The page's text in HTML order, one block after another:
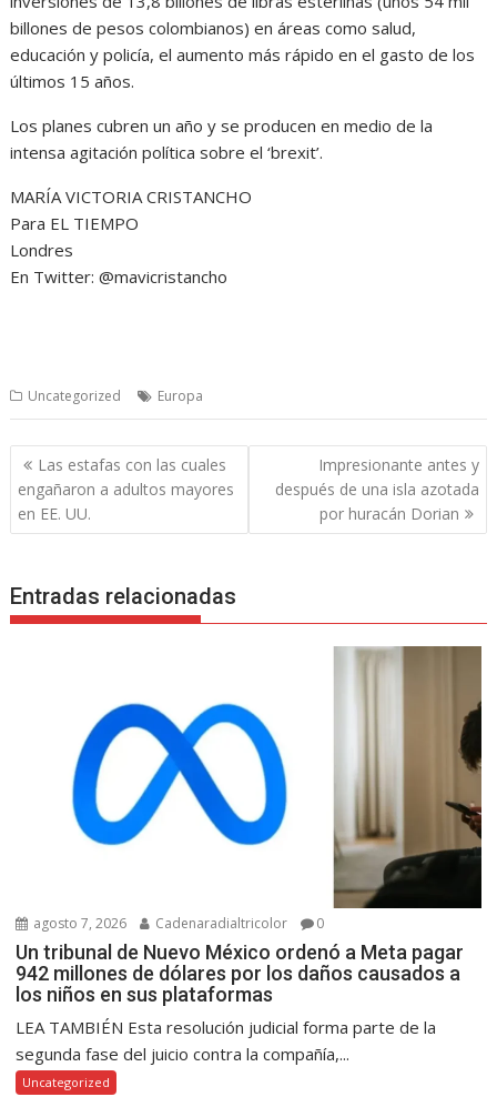
billones de pesos colombianos) en áreas como salud,
educación y policía, el aumento más rápido en el gasto de los
últimos 15 años.
Los planes cubren un año y se producen en medio de la
intensa agitación política sobre el ‘brexit’.
MARÍA VICTORIA CRISTANCHO
Para EL TIEMPO
Londres
En Twitter: @mavicristancho
Uncategorized Europa
Navegación
de
entradas
Las estafas con las cuales
engañaron a adultos mayores
en EE. UU.
Impresionante antes y
después de una isla azotada
por huracán Dorian
Entradas relacionadas
agosto 7, 2026 Cadenaradialtricolor 0
Un tribunal de Nuevo México ordenó a Meta pagar
942 millones de dólares por los daños causados a
los niños en sus plataformas
LEA TAMBIÉN Esta resolución judicial forma parte de la
segunda fase del juicio contra la compañía,...
Uncategorized